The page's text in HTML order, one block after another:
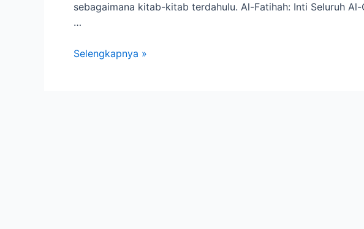
sebagaimana kitab-kitab terdahulu. Al-Fatihah: Inti Seluruh Al-
…
Selengkapnya »